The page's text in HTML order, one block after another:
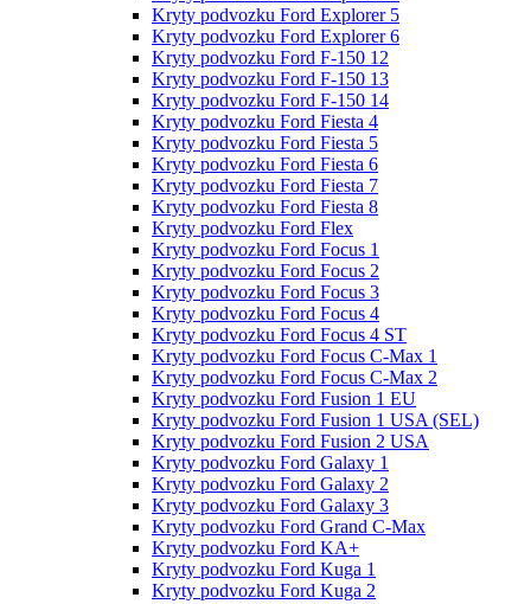
Kryty podvozku Ford Explorer 5
Kryty podvozku Ford Explorer 6
Kryty podvozku Ford F-150 12
Kryty podvozku Ford F-150 13
Kryty podvozku Ford F-150 14
Kryty podvozku Ford Fiesta 4
Kryty podvozku Ford Fiesta 5
Kryty podvozku Ford Fiesta 6
Kryty podvozku Ford Fiesta 7
Kryty podvozku Ford Fiesta 8
Kryty podvozku Ford Flex
Kryty podvozku Ford Focus 1
Kryty podvozku Ford Focus 2
Kryty podvozku Ford Focus 3
Kryty podvozku Ford Focus 4
Kryty podvozku Ford Focus 4 ST
Kryty podvozku Ford Focus C-Max 1
Kryty podvozku Ford Focus C-Max 2
Kryty podvozku Ford Fusion 1 EU
Kryty podvozku Ford Fusion 1 USA (SEL)
Kryty podvozku Ford Fusion 2 USA
Kryty podvozku Ford Galaxy 1
Kryty podvozku Ford Galaxy 2
Kryty podvozku Ford Galaxy 3
Kryty podvozku Ford Grand C-Max
Kryty podvozku Ford KA+
Kryty podvozku Ford Kuga 1
Kryty podvozku Ford Kuga 2